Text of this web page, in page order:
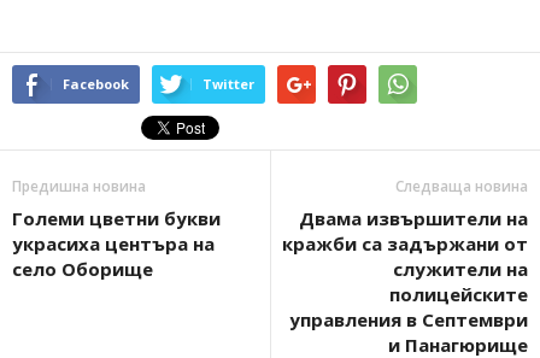
Facebook Twitter
Предишна новина
Големи цветни букви
украсиха центъра на
село Оборище
Следваща новина
Двама извършители на
кражби са задържани от
служители на
полицейските
управления в Септември
и Панагюрище